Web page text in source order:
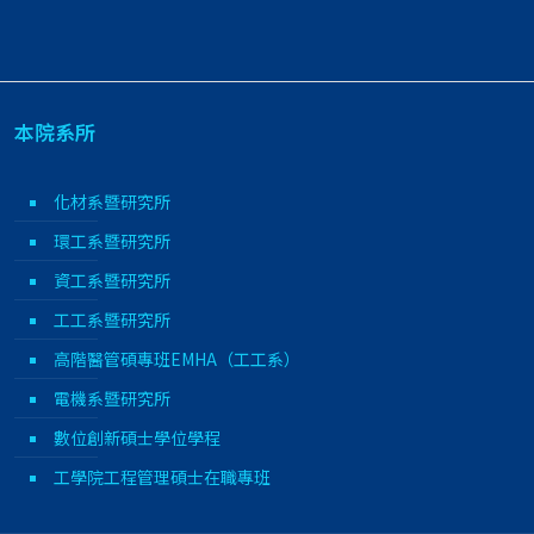
本院系所
化材系暨研究所
環工系暨研究所
資工系暨研究所
工工系暨研究所
高階醫管碩專班EMHA（工工系）
電機系暨研究所
數位創新碩士學位學程
工學院工程管理碩士在職專班